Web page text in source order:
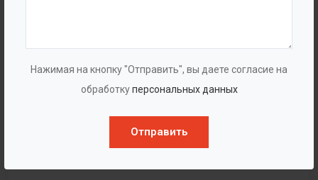
Нажимая на кнопку "Отправить", вы даете согласие на
обработкуперсональных данных
Отправить